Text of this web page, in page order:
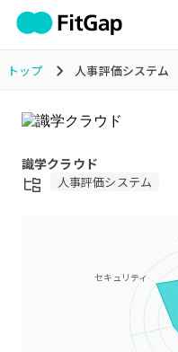
トップ 人事評価システム
識学クラウド
人事評価システム
セキュリティ